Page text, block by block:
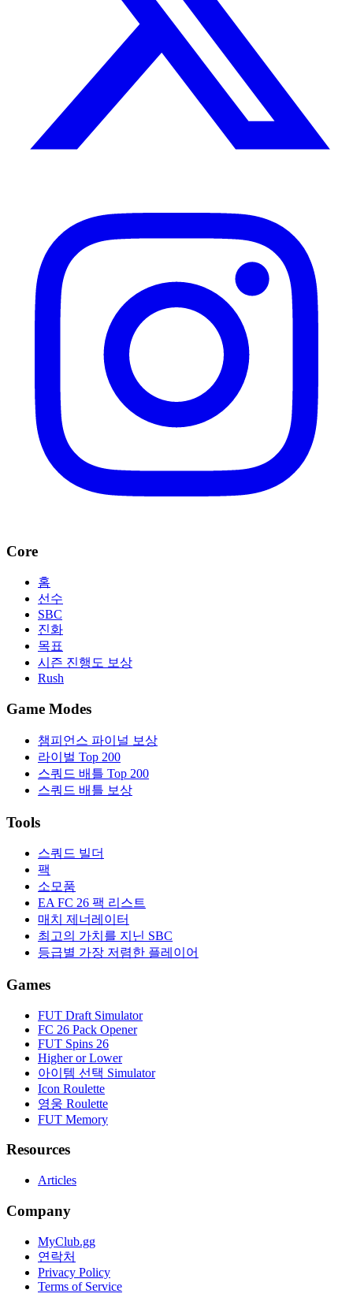
Core
홈
선수
SBC
진화
목표
시즌 진행도 보상
Rush
Game Modes
챔피언스 파이널 보상
라이벌 Top 200
스쿼드 배틀 Top 200
스쿼드 배틀 보상
Tools
스쿼드 빌더
팩
소모품
EA FC 26 팩 리스트
매치 제너레이터
최고의 가치를 지닌 SBC
등급별 가장 저렴한 플레이어
Games
FUT Draft Simulator
FC 26 Pack Opener
FUT Spins 26
Higher or Lower
아이템 선택 Simulator
Icon Roulette
영웅 Roulette
FUT Memory
Resources
Articles
Company
MyClub.gg
연락처
Privacy Policy
Terms of Service